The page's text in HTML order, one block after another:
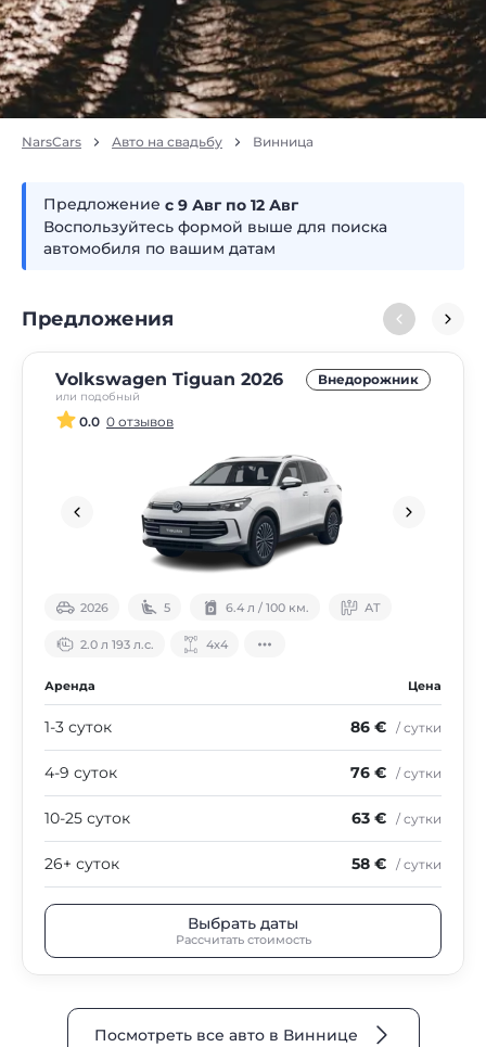
NarsCars Авто на свадьбу Винница
Предложение с 9 авг по 12
авг
Воспользуйтесь формой выше для поиска
автомобиля по вашим датам
Предложения
Volkswagen Tiguan 2026
или подобный
Внедорожник
0.0 0 отзывов
2026 5 6.4 л / 100 км. АТ
2.0 л 193 л.с. 4х4
Аренда Цена
1-3 суток 86 € / сутки
4-9 суток 76 € / сутки
10-25 суток 63 € / сутки
26+ суток 58 € / сутки
Выбрать даты
Рассчитать стоимость
Посмотреть все авто в Виннице